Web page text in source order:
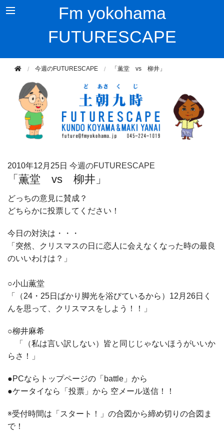
Fm yokohama
FUTURESCAPE
今週のFUTURESCAPE 「薫堂 vs 柳井」
2010年12月25日 今週のFUTURESCAPE
「薫堂 vs 柳井」
どっちの意見に賛成？
どちらかに投票してください！
今日の対決は・・・
「突然、クリスマスの日に恋人に会えなくなった時の最良
のいいわけは？」
○小山薫堂
「（24・25日ばかり脚光を浴びているから）12月26日く
んを思って、クリスマスをしよう！！」
○柳井麻希
「（私は言い訳しない）皆と同じじゃないほうがいいか
らさ！」
●PCならトップページの「battle」から
●ケータイなら「投票」から 空メール送信！！
※受付時間は「スタート！」の合図から締め切りの合図ま
で！